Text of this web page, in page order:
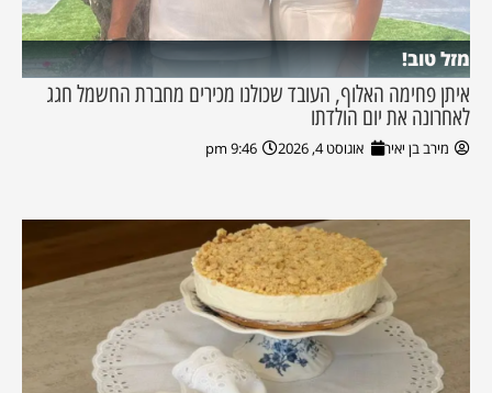
מזל טוב!
איתן פחימה האלוף, העובד שכולנו מכירים מחברת החשמל חגג
לאחרונה את יום הולדתו
מירב בן יאיר אוגוסט 4, 2026 9:46 pm